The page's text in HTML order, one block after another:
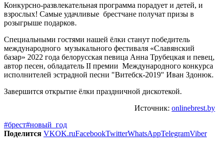
Конкурсно-развлекательная программа порадует и детей, и
взрослых! Самые удачливые брестчане получат призы в
розыгрыше подарков.
Специальными гостями нашей ёлки станут победитель
международного музыкального фестиваля «Славянский
базар» 2022 года белорусская певица Анна Трубецкая и певец,
автор песен, обладатель II премии Международного конкурса
исполнителей эстрадной песни "Витебск-2019" Иван Здонюк.
Завершится открытие ёлки праздничной дискотекой.
Источник: onlinebrest.by
#брест#новый_год
Поделится VKOK.ruFacebookTwitterWhatsAppTelegramViber